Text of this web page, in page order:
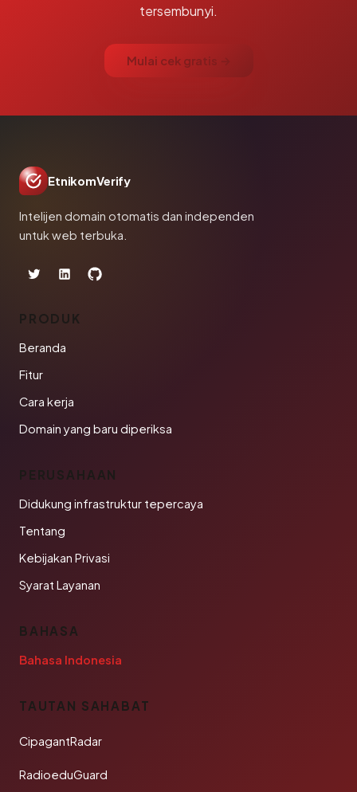
tersembunyi.
Mulai cek gratis →
EtnikomVerify
Intelijen domain otomatis dan independen
untuk web terbuka.
PRODUK
Beranda
Fitur
Cara kerja
Domain yang baru diperiksa
PERUSAHAAN
Didukung infrastruktur tepercaya
Tentang
Kebijakan Privasi
Syarat Layanan
BAHASA
Bahasa Indonesia
TAUTAN SAHABAT
CipagantRadar
RadioeduGuard